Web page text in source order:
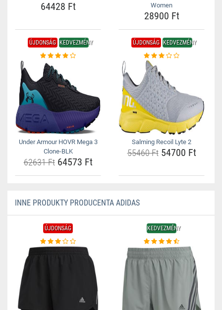
64428 Ft
Women
28900 Ft
ÚJDONSÁG KEDVEZMÉNY
Under Armour HOVR Mega 3
Clone-BLK
62631 Ft64573 Ft
ÚJDONSÁG KEDVEZMÉNY
Salming Recoil Lyte 2
55460 Ft54700 Ft
INNE PRODUKTY PRODUCENTA ADIDAS
ÚJDONSÁG KEDVEZMÉNY